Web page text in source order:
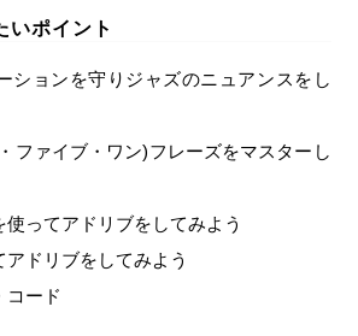
いポイント
ションを守りジャズのニュアンスをし
ァイブ・ワン)フレーズをマスターし
使ってアドリブをしてみよう
アドリブをしてみよう
コード